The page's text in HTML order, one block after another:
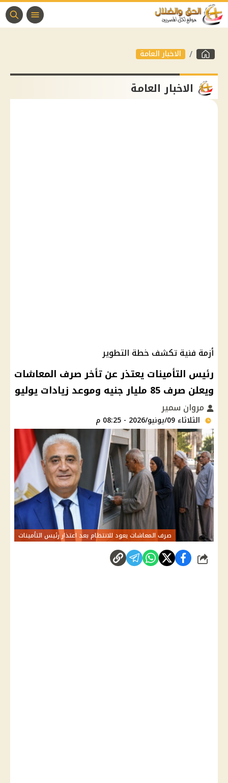
الاخبار العامة
الاخبار العامة
أزمة فنية تكشف خطة التطوير
رئيس التأمينات يعتذر عن تأخر صرف المعاشات
ويعلن صرف 85 مليار جنيه وموعد زيادات يوليو
مروان سمير
الثلاثاء 09/يونيو/2026 - 08:25 م
صرف المعاشات يعود للانتظام بعد اعتذار رئيس التأمينات
شارك